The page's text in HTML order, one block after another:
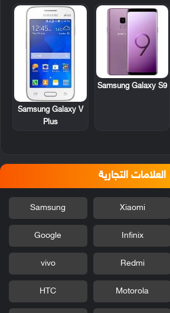
Samsung Galaxy S9
Samsung Galaxy V
Plus
العلامات التجارية
Xiaomi
Samsung
Infinix
Google
Redmi
vivo
Motorola
HTC